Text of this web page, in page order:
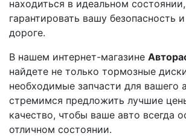
находиться в идеальном
гарантировать вашу безопасность
дороге.
В нашем интернет-магазине
найдете не только тормозные
необходимые запчасти для вашего
стремимся предложить лучшие
качество, чтобы ваше авто всегда
отличном состоянии.